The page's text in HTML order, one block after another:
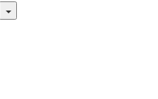
Toggle